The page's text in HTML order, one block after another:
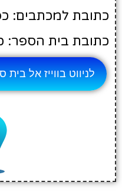
כתובת למכתבים:
כתובת בית הספר:
לניווט בווייז אל